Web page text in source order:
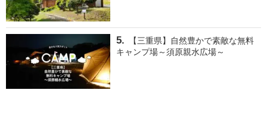
【三重県】自然豊かで素敵な無料
キャンプ場～須原親水広場～